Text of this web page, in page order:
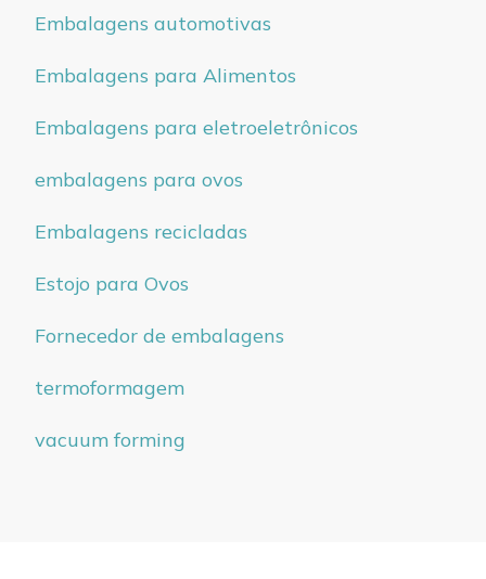
Embalagens automotivas
Embalagens para Alimentos
Embalagens para eletroeletrônicos
embalagens para ovos
Embalagens recicladas
Estojo para Ovos
Fornecedor de embalagens
termoformagem
vacuum forming